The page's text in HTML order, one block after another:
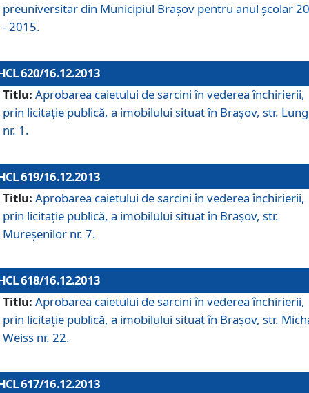
preuniversitar din Municipiul Braşov pentru anul şcolar
- 2015.
620/16.12.2013
Titlu: Aprobarea caietului de sarcini în vederea închirierii,
prin licitaţie publică, a imobilului situat în Braşov, str.
nr. 1.
619/16.12.2013
Titlu: Aprobarea caietului de sarcini în vederea închirierii,
prin licitaţie publică, a imobilului situat în Braşov, str.
Mureşenilor nr. 7.
618/16.12.2013
Titlu: Aprobarea caietului de sarcini în vederea închirierii,
prin licitaţie publică, a imobilului situat în Braşov, str.
Weiss nr. 22.
617/16.12.2013